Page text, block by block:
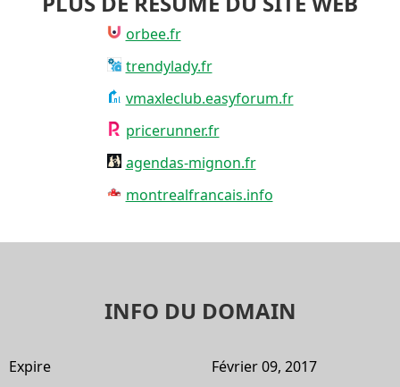
orbee.fr
trendylady.fr
vmaxleclub.easyforum.fr
pricerunner.fr
agendas-mignon.fr
montrealfrancais.info
INFO DU DOMAIN
Expire Février 09, 2017